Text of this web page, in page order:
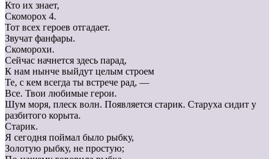
Кто их знает,
Скоморох 4.
Тот всех героев отгадает.
Звучат фанфары.
Скоморохи.
Сейчас начнется здесь парад,
К нам нынче выйдут целым строем
Те, с кем всегда ты встрече рад, —
Все. Твои любимые герои.
Шум моря, плеск волн. Появляется старик. Старуха сидит у
разбитого корыта.
Старик.
Я сегодня поймал было рыбку,
Золотую рыбку, не простую;